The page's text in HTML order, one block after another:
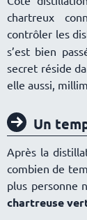
chartreux
contrôler les
s’est bien
secret réside
elle aussi,
Un
Après la
combien de
plus personne
chartreuse